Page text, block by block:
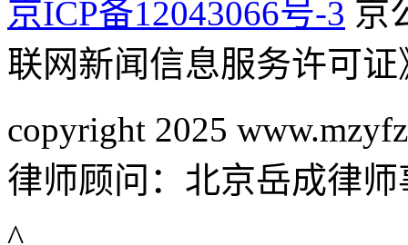
京ICP备12043066号-3 京
联网新闻信息服务许可证
copyright 2025
律师顾问：北京岳成律师